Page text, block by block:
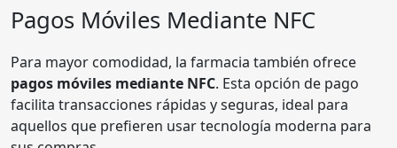
Pagos Móviles Mediante NFC
Para mayor comodidad, la farmacia también ofrece
pagos móviles mediante NFC. Esta opción de pago
facilita transacciones rápidas y seguras, ideal para
aquellos que prefieren usar tecnología moderna para